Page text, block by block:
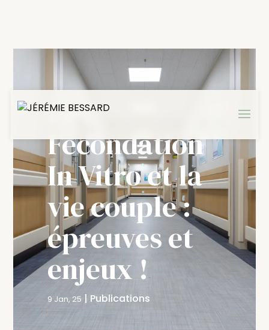
La
Fécondation
In Vitro et la
vie couple :
épreuves et
enjeux !
9 Jan, 25 | Publications